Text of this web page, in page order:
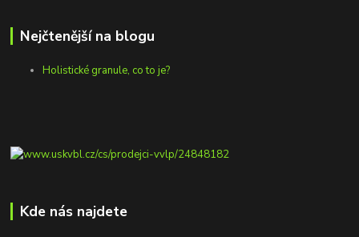
Nejčtenější na blogu
Holistické granule, co to je?
Kde nás najdete